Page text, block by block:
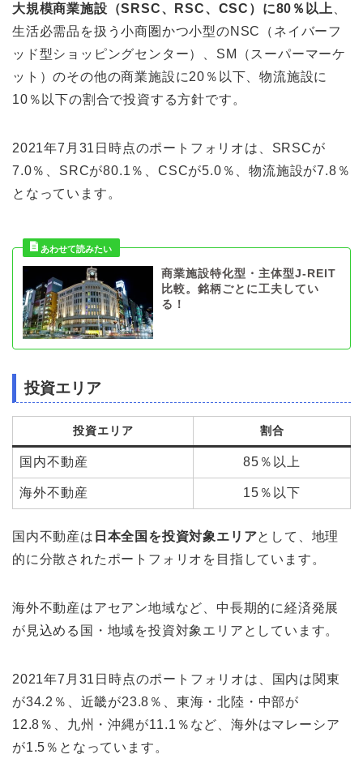
大規模商業施設（SRSC、RSC、CSC）に80％以上
生活必需品を扱う小商圏かつ小型のNSC（ネイバーフ
ッド型ショッピングセンター）、SM（スーパーマーケ
ット）のその他の商業施設に20％以下、物流施設に
10％以下の割合で投資する方針です。
2021年7月31日時点のポートフォリオは、SRSCが
7.0％、SRCが80.1％、CSCが5.0％、物流施設が7.8％
となっています。
商業施設特化型・主体型J-REIT
比較。銘柄ごとに工夫してい
る！
投資エリア
投資エリア 割合
国内不動産 85％以上
海外不動産 15％以下
国内不動産は 日本全国を投資対象エリアとして、地理
的に分散されたポートフォリオを目指しています。
海外不動産はアセアン地域など、中長期的に経済発展
が見込める国・地域を投資対象エリアとしています。
2021年7月31日時点のポートフォリオは、国内は関東
が34.2％、近畿が23.8％、東海・北陸・中部が
12.8％、九州・沖縄が11.1％など、海外はマレーシア
が1.5％となっています。